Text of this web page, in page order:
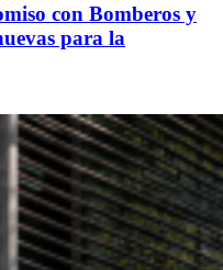
con Bomberos y
para la